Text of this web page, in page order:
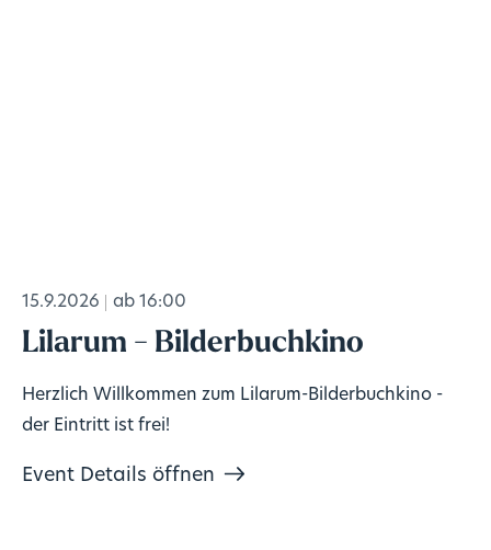
15.9.2026 ab 16:00
Lilarum - Bilderbuchkino
Herzlich Willkommen zum Lilarum-Bilderbuchkino -
der Eintritt ist frei!
Event Details öffnen